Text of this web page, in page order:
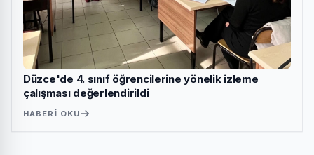
Düzce'de 4. sınıf öğrencilerine yönelik izleme
çalışması değerlendirildi
HABERI OKU